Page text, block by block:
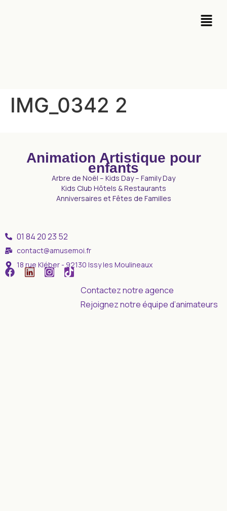
IMG_0342 2
Animation Artistique pour
enfants
Arbre de Noël – Kids Day – Family Day
Kids Club Hôtels & Restaurants
Anniversaires et Fêtes de Familles
01 84 20 23 52
contact@amusemoi.fr
18 rue Kléber - 92130 Issy les Moulineaux
Contactez notre agence
Rejoignez notre équipe d’animateurs